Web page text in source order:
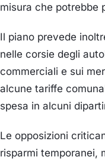
misura che potrebbe
Il piano prevede
nelle corsie degli
commerciali e sui
alcune tariffe
spesa in alcuni
Le opposizioni
risparmi temporanei,